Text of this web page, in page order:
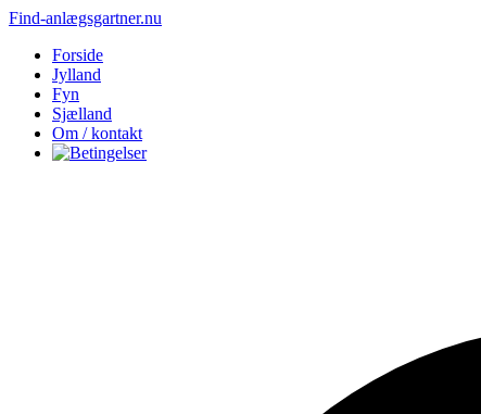
Find-anlægsgartner.nu
Forside
Jylland
Fyn
Sjælland
Om / kontakt